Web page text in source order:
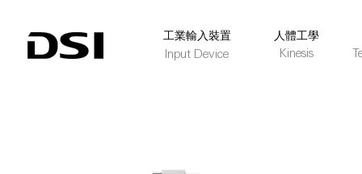
​工業輸入裝置
Input Device
人體工學
Kinesis